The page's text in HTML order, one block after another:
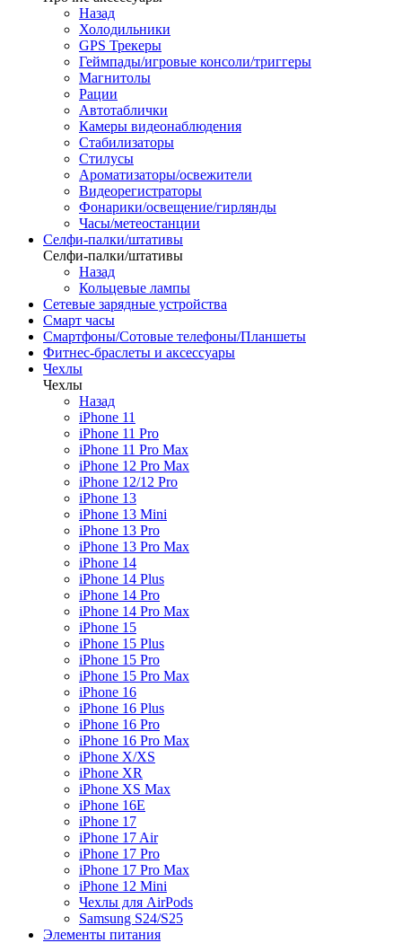
Назад
Холодильники
GPS Трекеры
Геймпады/игровые консоли/триггеры
Магнитолы
Рации
Автотаблички
Камеры видеонаблюдения
Стабилизаторы
Стилусы
Ароматизаторы/освежители
Видеорегистраторы
Фонарики/освещение/гирлянды
Часы/метеостанции
Селфи-палки/штативы
Селфи-палки/штативы
Назад
Кольцевые лампы
Сетевые зарядные устройства
Смарт часы
Смартфоны/Сотовые телефоны/Планшеты
Фитнес-браслеты и аксессуары
Чехлы
Чехлы
Назад
iPhone 11
iPhone 11 Pro
iPhone 11 Pro Max
iPhone 12 Pro Max
iPhone 12/12 Pro
iPhone 13
iPhone 13 Mini
iPhone 13 Pro
iPhone 13 Pro Max
iPhone 14
iPhone 14 Plus
iPhone 14 Pro
iPhone 14 Pro Max
iPhone 15
iPhone 15 Plus
iPhone 15 Pro
iPhone 15 Pro Max
iPhone 16
iPhone 16 Plus
iPhone 16 Pro
iPhone 16 Pro Max
iPhone X/XS
iPhone XR
iPhone XS Max
iPhone 16E
iPhone 17
iPhone 17 Air
iPhone 17 Pro
iPhone 17 Pro Max
iPhone 12 Mini
Чехлы для AirPods
Samsung S24/S25
Элементы питания